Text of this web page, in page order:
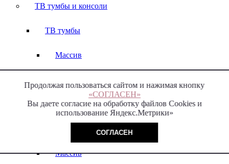
Продолжая пользоваться сайтом и нажимая кнопку
«СОГЛАСЕН»
Вы даете согласие на обработку файлов Cookies и
использование Яндекс.Метрики»
СОГЛАСЕН
ТВ тумбы и консоли
ТВ тумбы
Массив
В гостиную
Массив